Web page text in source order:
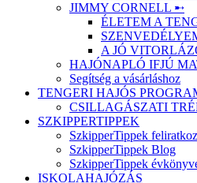
JIMMY CORNELL ➸
ÉLETEM A
A JÓ
HAJÓNAPLÓ IFJÚ
Segítség a vásárláshoz
TENGERI HAJÓS
CSILLAGÁSZATI
SZKIPPERTIPPEK
SzkipperTippek
SzkipperTippek Blog
SzkipperTippek
ISKOLAHAJÓZÁS